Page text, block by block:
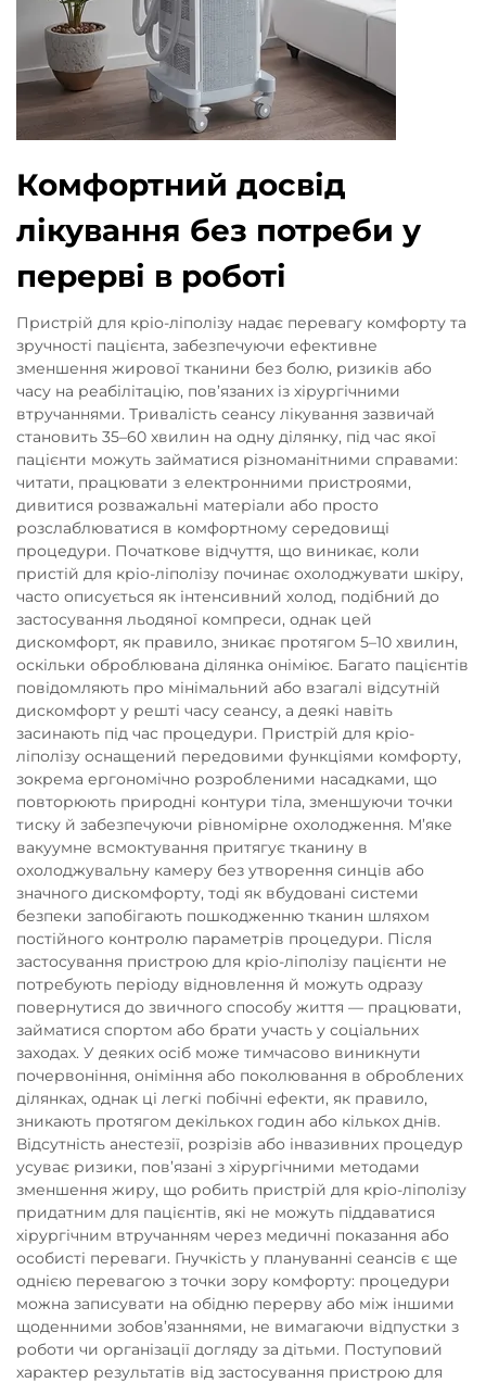
Комфортний досвід
лікування без потреби у
перерві в роботі
Пристрій для кріо-ліполізу надає перевагу комфорту та
зручності пацієнта, забезпечуючи ефективне
зменшення жирової тканини без болю, ризиків або
часу на реабілітацію, пов’язаних із хірургічними
втручаннями. Тривалість сеансу лікування зазвичай
становить 35–60 хвилин на одну ділянку, під час якої
пацієнти можуть займатися різноманітними справами:
читати, працювати з електронними пристроями,
дивитися розважальні матеріали або просто
розслаблюватися в комфортному середовищі
процедури. Початкове відчуття, що виникає, коли
пристій для кріо-ліполізу починає охолоджувати шкіру,
часто описується як інтенсивний холод, подібний до
застосування льодяної компреси, однак цей
дискомфорт, як правило, зникає протягом 5–10 хвилин,
оскільки оброблювана ділянка оніміює. Багато пацієнтів
повідомляють про мінімальний або взагалі відсутній
дискомфорт у решті часу сеансу, а деякі навіть
засинають під час процедури. Пристрій для кріо-
ліполізу оснащений передовими функціями комфорту,
зокрема ергономічно розробленими насадками, що
повторюють природні контури тіла, зменшуючи точки
тиску й забезпечуючи рівномірне охолодження. М’яке
вакуумне всмоктування притягує тканину в
охолоджувальну камеру без утворення синців або
значного дискомфорту, тоді як вбудовані системи
безпеки запобігають пошкодженню тканин шляхом
постійного контролю параметрів процедури. Після
застосування пристрою для кріо-ліполізу пацієнти не
потребують періоду відновлення й можуть одразу
повернутися до звичного способу життя — працювати,
займатися спортом або брати участь у соціальних
заходах. У деяких осіб може тимчасово виникнути
почервоніння, оніміння або поколювання в оброблених
ділянках, однак ці легкі побічні ефекти, як правило,
зникають протягом декількох годин або кількох днів.
Відсутність анестезії, розрізів або інвазивних процедур
усуває ризики, пов’язані з хірургічними методами
зменшення жиру, що робить пристрій для кріо-ліполізу
придатним для пацієнтів, які не можуть піддаватися
хірургічним втручанням через медичні показання або
особисті переваги. Гнучкість у плануванні сеансів є ще
однією перевагою з точки зору комфорту: процедури
можна записувати на обідню перерву або між іншими
щоденними зобов’язаннями, не вимагаючи відпустки з
роботи чи організації догляду за дітьми. Поступовий
характер результатів від застосування пристрою для